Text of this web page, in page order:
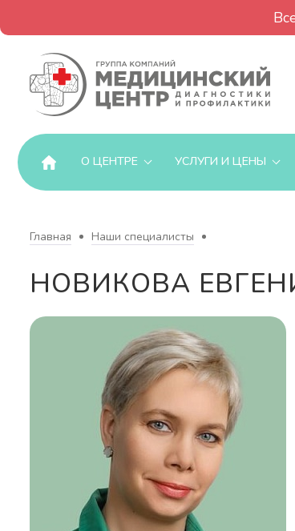
О ЦЕНТРЕ УСЛУГИ И ЦЕНЫ
Главная Наши специалисты
НОВИКОВА